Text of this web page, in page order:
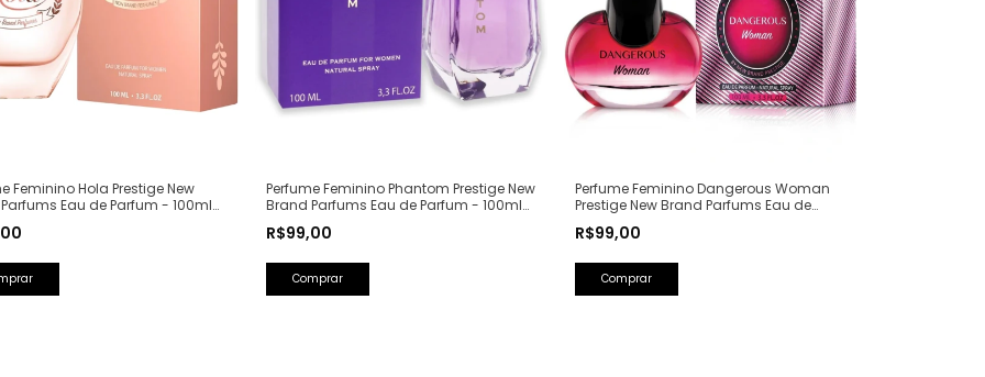
Feminino Hola Prestige New
Eau de Parfum - 100ml
Perfume Feminino Phantom Prestige New
Brand Parfums Eau de Parfum - 100ml
R$99,00
Perfume Feminino Dangerous Woman
Prestige New Brand Parfums Eau de
Dior)
R$99,00